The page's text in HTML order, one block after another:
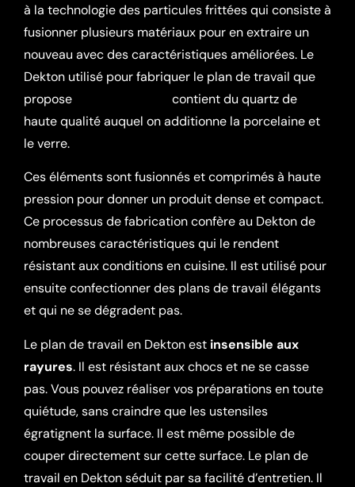
à la technologie des particules frittées qui consiste à
fusionner plusieurs matériaux pour en extraire un
nouveau avec des caractéristiques améliorées. Le
Dekton utilisé pour fabriquer le plan de travail que
propose
contient du quartz de
haute qualité auquel on additionne la porcelaine et
le verre.
Ces éléments sont fusionnés et comprimés à haute
pression pour donner un produit dense et compact.
Ce processus de fabrication confère au Dekton de
nombreuses caractéristiques qui le rendent
résistant aux conditions en cuisine. Il est utilisé pour
ensuite confectionner des plans de travail élégants
et qui ne se dégradent pas.
Le plan de travail en Dekton est insensible aux
rayures. Il est résistant aux chocs et ne se casse
pas. Vous pouvez réaliser vos préparations en toute
quiétude, sans craindre que les ustensiles
égratignent la surface. Il est même possible de
couper directement sur cette surface. Le plan de
travail en Dekton séduit par sa facilité d’entretien. Il